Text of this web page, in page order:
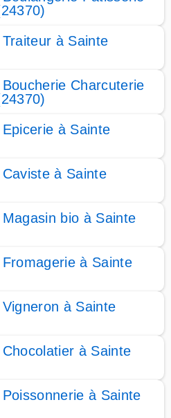
à Sainte
Charcuterie
à Sainte
à Sainte
bio à Sainte
à Sainte
à Sainte
à Sainte
à Sainte